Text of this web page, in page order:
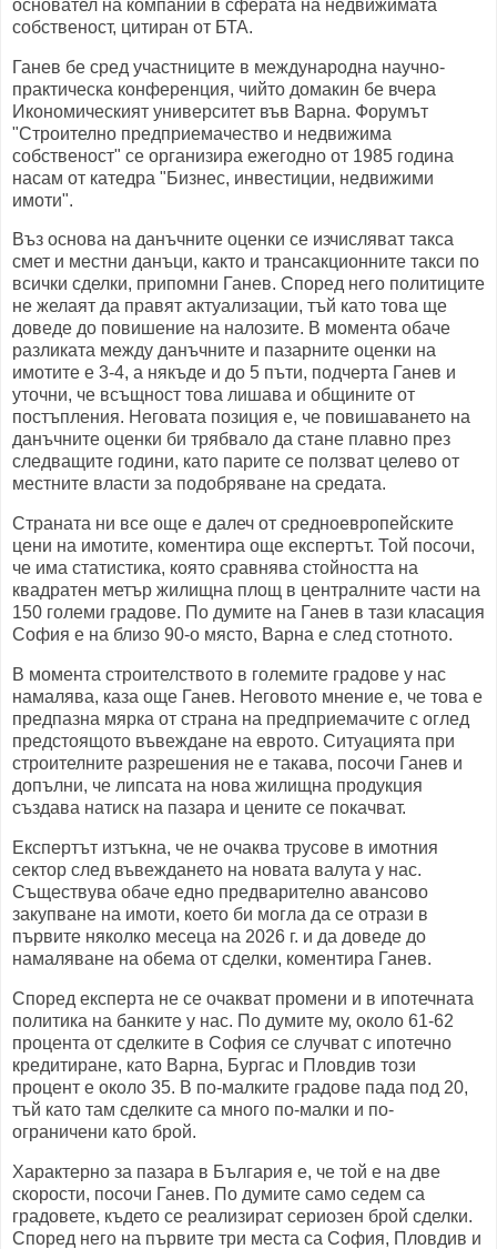
основател на компании в сферата на недвижимата
собственост, цитиран от БТА.
Ганев бе сред участниците в международна научно-
практическа конференция, чийто домакин бе вчера
Икономическият университет във Варна. Форумът
"Строително предприемачество и недвижима
собственост" се организира ежегодно от 1985 година
насам от катедра "Бизнес, инвестиции, недвижими
имоти".
Въз основа на данъчните оценки се изчисляват такса
смет и местни данъци, както и трансакционните такси по
всички сделки, припомни Ганев. Според него политиците
не желаят да правят актуализации, тъй като това ще
доведе до повишение на налозите. В момента обаче
разликата между данъчните и пазарните оценки на
имотите е 3-4, а някъде и до 5 пъти, подчерта Ганев и
уточни, че всъщност това лишава и общините от
постъпления. Неговата позиция е, че повишаването на
данъчните оценки би трябвало да стане плавно през
следващите години, като парите се ползват целево от
местните власти за подобряване на средата.
Страната ни все още е далеч от средноевропейските
цени на имотите, коментира още експертът. Той посочи,
че има статистика, която сравнява стойността на
квадратен метър жилищна площ в централните части на
150 големи градове. По думите на Ганев в тази класация
София е на близо 90-о място, Варна е след стотното.
В момента строителството в големите градове у нас
намалява, каза още Ганев. Неговото мнение е, че това е
предпазна мярка от страна на предприемачите с оглед
предстоящото въвеждане на еврото. Ситуацията при
строителните разрешения не е такава, посочи Ганев и
допълни, че липсата на нова жилищна продукция
създава натиск на пазара и цените се покачват.
Експертът изтъкна, че не очаква трусове в имотния
сектор след въвеждането на новата валута у нас.
Съществува обаче едно предварително авансово
закупване на имоти, което би могла да се отрази в
първите няколко месеца на 2026 г. и да доведе до
намаляване на обема от сделки, коментира Ганев.
Според експерта не се очакват промени и в ипотечната
политика на банките у нас. По думите му, около 61-62
процента от сделките в София се случват с ипотечно
кредитиране, като Варна, Бургас и Пловдив този
процент е около 35. В по-малките градове пада под 20,
тъй като там сделките са много по-малки и по-
ограничени като брой.
Характерно за пазара в България е, че той е на две
скорости, посочи Ганев. По думите само седем са
градовете, където се реализират сериозен брой сделки.
Според него на първите три места са София, Пловдив и